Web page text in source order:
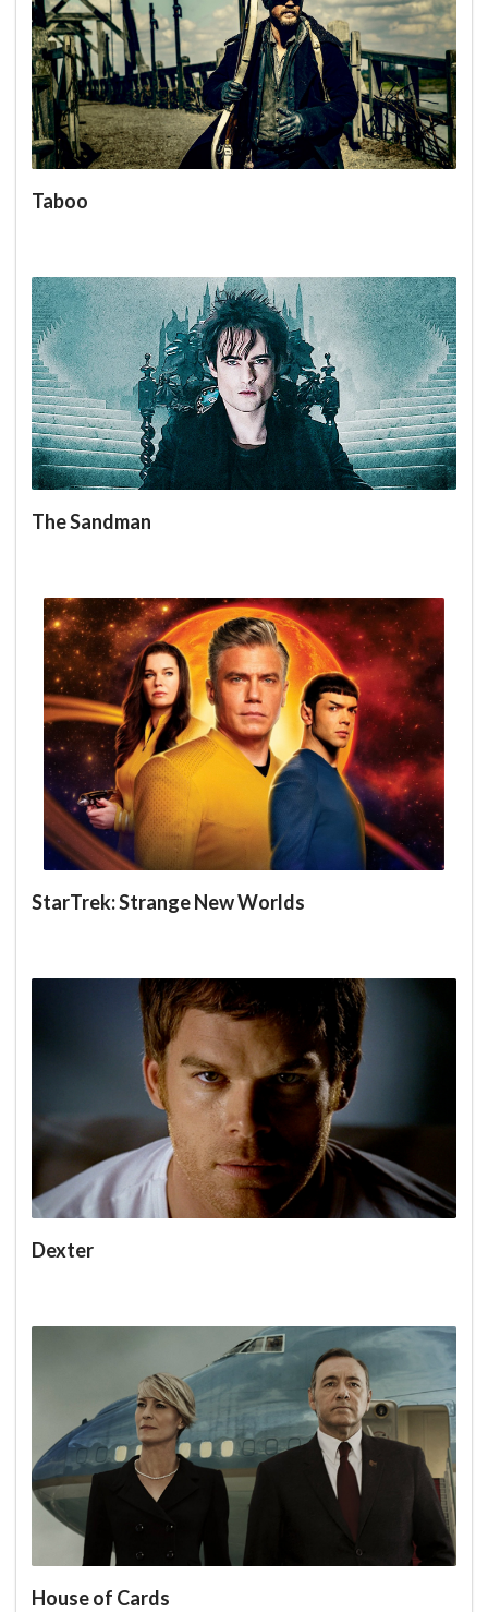
Taboo
The Sandman
StarTrek: Strange New Worlds
Dexter
House of Cards